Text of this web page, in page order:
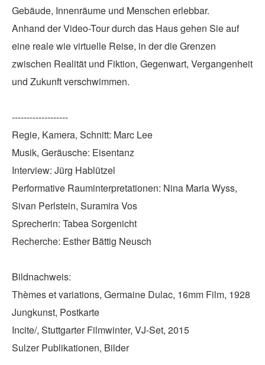
Gebäude, Innenräume und Menschen erlebbar.
Anhand der Video-Tour durch das Haus gehen Sie auf
eine reale wie virtuelle Reise, in der die Grenzen
zwischen Realität und Fiktion, Gegenwart, Vergangenheit
und Zukunft verschwimmen.
-------------------
Regie, Kamera, Schnitt: Marc Lee
Musik, Geräusche: Eisentanz
Interview: Jürg Hablützel
Performative Rauminterpretationen: Nina Maria Wyss,
Sivan Perlstein, Suramira Vos
Sprecherin: Tabea Sorgenicht
Recherche: Esther Bättig Neusch
Bildnachweis:
Thèmes et variations, Germaine Dulac, 16mm Film, 1928
Jungkunst, Postkarte
Incite/, Stuttgarter Filmwinter, VJ-Set, 2015
Sulzer Publikationen, Bilder